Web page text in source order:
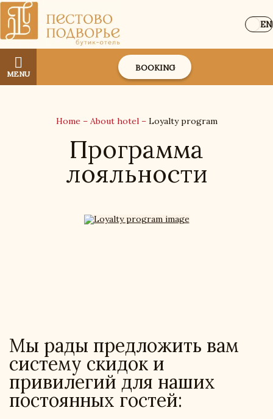
EN
MENU
BOOKING
Home – About hotel – Loyalty program
Программа
лояльности
Мы рады предложить вам
систему скидок и
привилегий для наших
постоянных гостей: